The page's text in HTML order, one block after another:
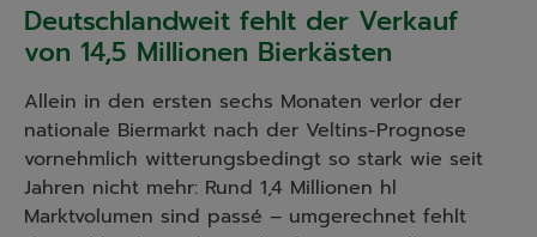
Deutschlandweit fehlt der Verkauf
von 14,5 Millionen Bierkästen
Allein in den ersten sechs Monaten verlor der
nationale Biermarkt nach der Veltins-Prognose
vornehmlich witterungsbedingt so stark wie seit
Jahren nicht mehr: Rund 1,4 Millionen hl
Marktvolumen sind passé – umgerechnet fehlt